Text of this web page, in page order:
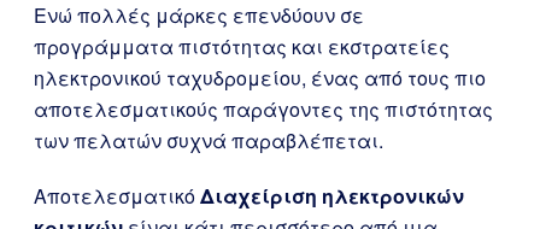
Ενώ πολλές μάρκες επενδύουν σε
προγράμματα πιστότητας και εκστρατείες
ηλεκτρονικού ταχυδρομείου, ένας από τους πιο
αποτελεσματικούς παράγοντες της πιστότητας
των πελατών συχνά παραβλέπεται.
ΑποτελεσματικόΔιαχείριση ηλεκτρονικών